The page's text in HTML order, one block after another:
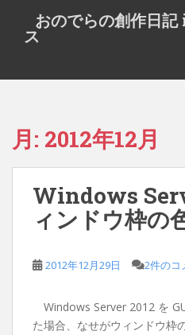
t
おのでらの創作日
ス
月: 2012年12月
Windows
ィンドウ枠の
2012年12月29日 2件のコ
Windows Server 2012 を
た場合、なせがウィンドウ枠